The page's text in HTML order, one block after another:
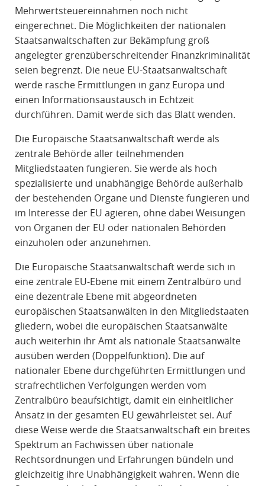
Mehrwertsteuereinnahmen noch nicht
eingerechnet. Die Möglichkeiten der nationalen
Staatsanwaltschaften zur Bekämpfung groß
angelegter grenzüberschreitender Finanzkriminalität
seien begrenzt. Die neue EU-Staatsanwaltschaft
werde rasche Ermittlungen in ganz Europa und
einen Informationsaustausch in Echtzeit
durchführen. Damit werde sich das Blatt wenden.
Die Europäische Staatsanwaltschaft werde als
zentrale Behörde aller teilnehmenden
Mitgliedstaaten fungieren. Sie werde als hoch
spezialisierte und unabhängige Behörde außerhalb
der bestehenden Organe und Dienste fungieren und
im Interesse der EU agieren, ohne dabei Weisungen
von Organen der EU oder nationalen Behörden
einzuholen oder anzunehmen.
Die Europäische Staatsanwaltschaft werde sich in
eine zentrale EU-Ebene mit einem Zentralbüro und
eine dezentrale Ebene mit abgeordneten
europäischen Staatsanwälten in den Mitgliedstaaten
gliedern, wobei die europäischen Staatsanwälte
auch weiterhin ihr Amt als nationale Staatsanwälte
ausüben werden (Doppelfunktion). Die auf
nationaler Ebene durchgeführten Ermittlungen und
strafrechtlichen Verfolgungen werden vom
Zentralbüro beaufsichtigt, damit ein einheitlicher
Ansatz in der gesamten EU gewährleistet sei. Auf
diese Weise werde die Staatsanwaltschaft ein breites
Spektrum an Fachwissen über nationale
Rechtsordnungen und Erfahrungen bündeln und
gleichzeitig ihre Unabhängigkeit wahren. Wenn die